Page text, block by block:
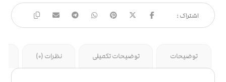
توضیحات توضیحات تکمیلی نظرات (0)